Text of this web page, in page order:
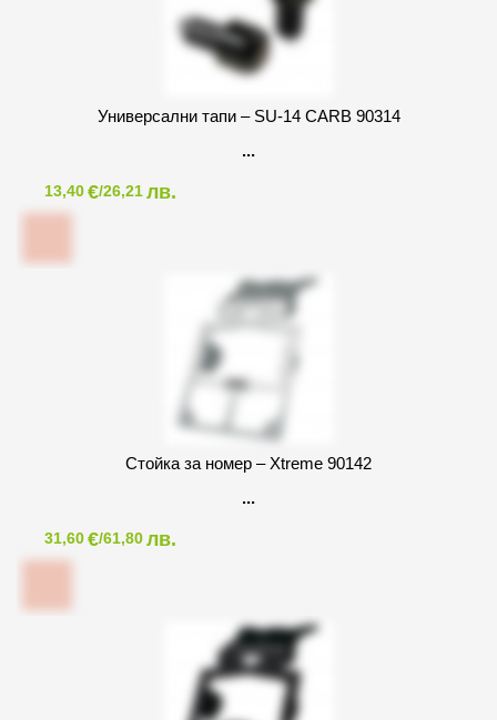
Универсални тапи – SU-14 CARB 90314
13,40€/26,21лв.
Стойка за номер – Xtreme 90142
31,60€/61,80лв.